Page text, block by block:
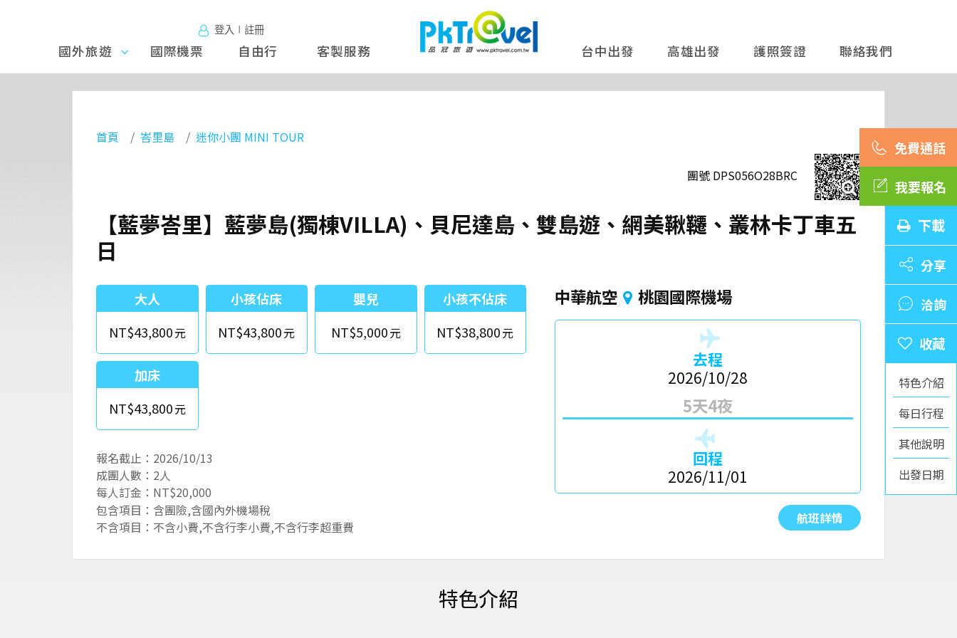
登入∣註冊
國外旅
遊
國外旅遊 國際機票 自由行 客製服務 台中出發 高雄出發 護照簽證 聯絡我們
我要報名
下載
分享
洽詢
特色介紹
每日行程
其他說明
出發日期
首頁 峇里島 迷你小團 MINI TOUR
團號 DPS056O28BRC
【藍夢峇里】藍夢島(獨棟VILLA)、貝尼達島、雙島遊、網美鞦韆、叢林卡丁車五
日
大人
NT$43,800
小孩佔床
NT$43,800
嬰兒
NT$5,000
小孩不佔床
NT$38,800
加床
NT$43,800
報名截止：2026/10/13
成團人數：2人
每人訂金：NT$20,000
包含項目：含團險,含國內外機場稅
不含項目：不含小費,不含行李小費,不含行李超重費
中華航空 桃園國際機場
去程
2026/10/28
5天4夜
回程
2026/11/01
航班詳情
特色介紹